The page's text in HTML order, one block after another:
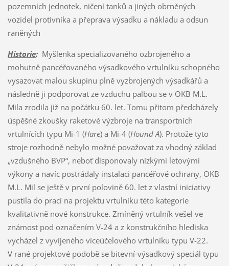
pozemních jednotek, ničení tanků a jiných obrněných
vozidel protivníka a přeprava výsadku a nákladu a odsun
raněných
Historie:Myšlenka specializovaného ozbrojeného a
mohutně pancéřovaného výsadkového vrtulníku schopného
vysazovat malou skupinu plně vyzbrojených výsadkářů a
následně ji podporovat ze vzduchu palbou se v OKB M.L.
Mila zrodila již na počátku 60. let. Tomu přitom předcházely
úspěšné zkoušky raketové výzbroje na transportních
vrtulnících typu Mi-1 (Hare) a Mi-4 (Hound A). Protože tyto
stroje rozhodně nebylo možné považovat za vhodný základ
„vzdušného BVP“, neboť disponovaly nízkými letovými
výkony a navíc postrádaly instalaci pancéřové ochrany, OKB
M.L. Mil se ještě v první polovině 60. let z vlastní iniciativy
pustila do prací na projektu vrtulníku této kategorie
kvalitativně nové konstrukce. Zmíněný vrtulník vešel ve
známost pod označením V-24 a z konstrukčního hlediska
vycházel z vyvíjeného víceúčelového vrtulníku typu V-22.
V rané projektové podobě se bitevní-výsadkový speciál typu